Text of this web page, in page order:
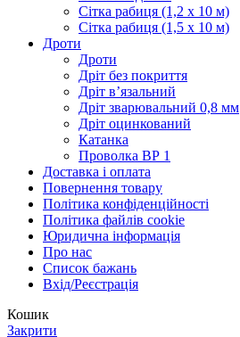
Сітка рабиця (1,2 x 10 м)
Сітка рабиця (1,5 x 10 м)
Дроти
Дроти
Дріт без покриття
Дріт в’язальний
Дріт зварювальний 0,8 мм
Дріт оцинкований
Катанка
Проволка ВР 1
Доставка і оплата
Повернення товару
Політика конфіденційності
Політика файлів cookie
Юридична інформація
Про нас
Список бажань
Вхід/Реєстрація
Кошик
Закрити